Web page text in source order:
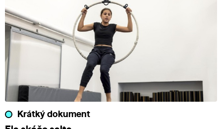
Krátký dokument